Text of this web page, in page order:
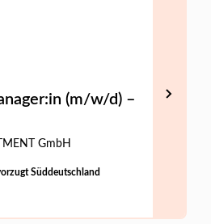
(m/w/d) –
GmbH
Süddeutschland